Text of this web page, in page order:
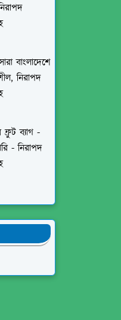
বাংলাদেশে
নিরাপদ
ব্যাগ -
- নিরাপদ